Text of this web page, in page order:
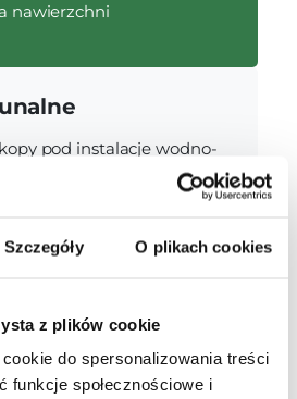
Szczegóły O plikach cookies
z plików cookie
do spersonalizowania treści
funkcje społecznościowe i
nawierzchni
pod instalacje wodno-
i elektryczne, co
się gruntu
wzmocnienie
budynków, hal
i innnych konstrukcji